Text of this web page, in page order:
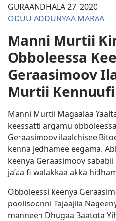
GURAANDHALA 27, 2020
ODUU ADDUNYAA MARAA
Manni Murtii
Obboleessa
Geraasimoov
Murtii Kennuufi
Manni Murtii Magaalaa
keessatti argamu
Geraasimoov ilaalchisee
kenna jedhamee eegama.
keenya Geraasimoov
jaʼaa fi walakkaa akka
Obboleessi keenya
poolisoonni Tajaajila
manneen Dhugaa Baatota